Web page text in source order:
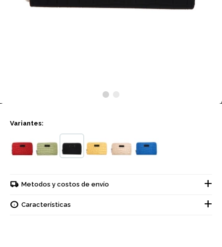
Variantes:
Metodos y costos de envío
Características